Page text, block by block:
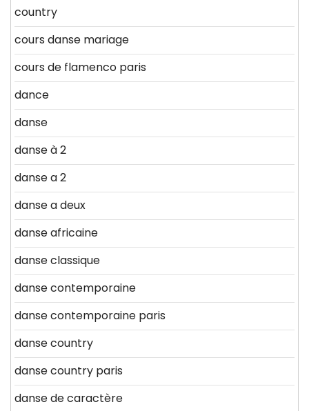
country
cours danse mariage
cours de flamenco paris
dance
danse
danse à 2
danse a 2
danse a deux
danse africaine
danse classique
danse contemporaine
danse contemporaine paris
danse country
danse country paris
danse de caractère